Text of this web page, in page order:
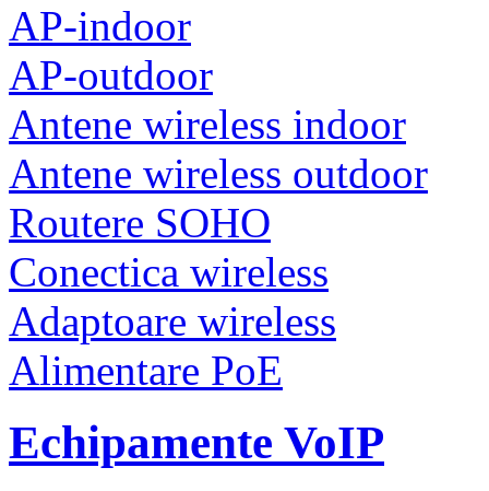
AP-indoor
AP-outdoor
Antene wireless indoor
Antene wireless outdoor
Routere SOHO
Conectica wireless
Adaptoare wireless
Alimentare PoE
Echipamente VoIP